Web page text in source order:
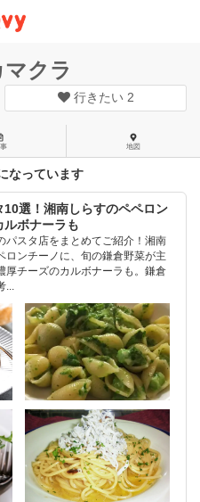
クラ
行きたい 2
地図
なっています
選！湘南しらすのペペロン
ルボナーラも
パスタ店をまとめてご紹介！湘南
ロンチーノに、旬の鎌倉野菜が主
厚チーズのカルボナーラも。鎌倉